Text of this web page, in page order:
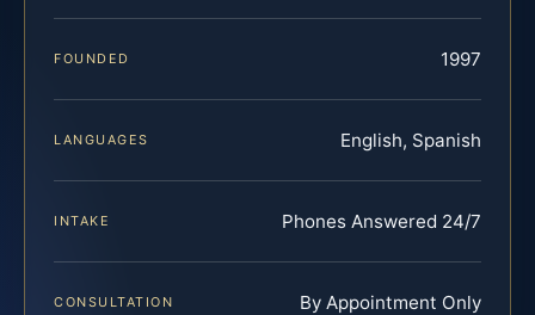
FOUNDED 1997
LANGUAGES English, Spanish
INTAKE Phones Answered 24/7
CONSULTATION By Appointment Only